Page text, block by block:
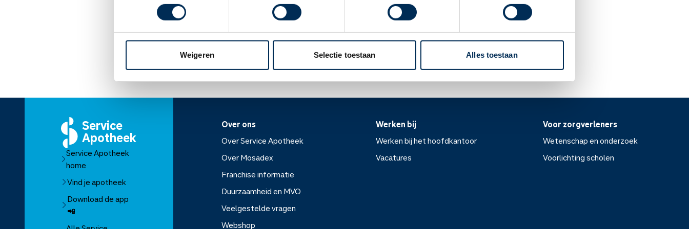
Weigeren Selectie toestaan Alles toestaan
in deze periode geen kind verwekken of zonder condoom vrijen met een zwangere vrouw.
Lees meer op apotheek.nl
Service
Apotheek
Service Apotheek
home
Vind je apotheek
Download de app
📲
Over ons
Over Service Apotheek
Over Mosadex
Franchise informatie
Duurzaamheid en MVO
Veelgestelde vragen
Webshop
Werken bij
Werken bij het hoofdkantoor
Vacatures
Voor zorgverleners
Wetenschap en onderzoek
Voorlichting scholen